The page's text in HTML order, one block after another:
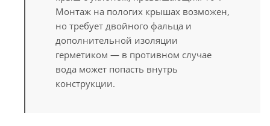
Монтаж на пологих крышах возможен,
но требует двойного фальца и
дополнительной изоляции
герметиком — в противном случае
вода может попасть внутрь
конструкции.